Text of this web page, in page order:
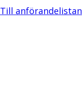
Till anförandelistan